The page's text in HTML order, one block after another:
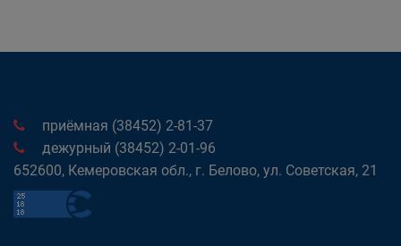
приёмная (38452) 2-81-37
дежурный (38452) 2-01-96
652600, Кемеровская обл., г. Белово, ул. Советская, 21